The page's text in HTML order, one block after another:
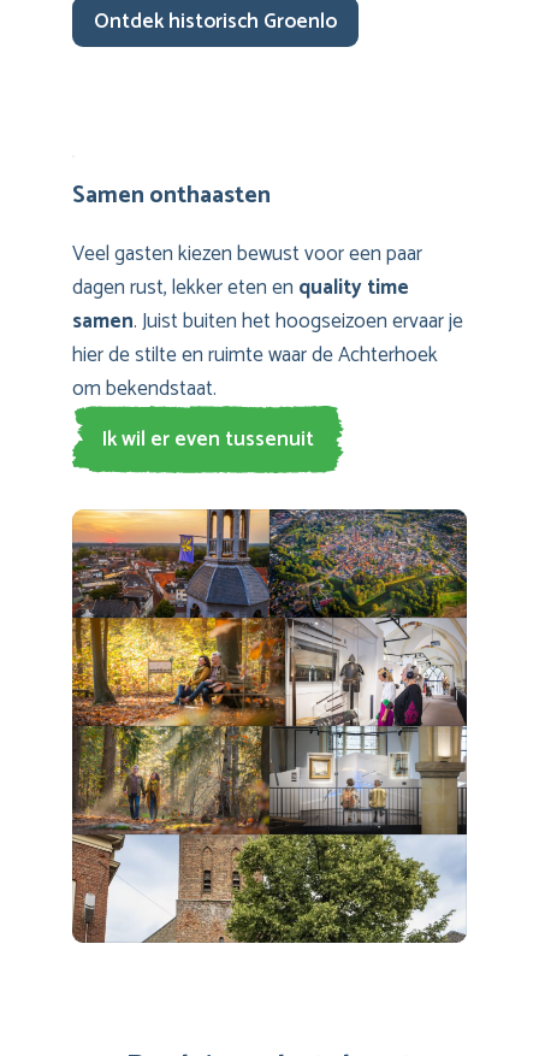
Ontdek historisch Groenlo
Samen onthaasten
Veel gasten kiezen bewust voor een paar
dagen rust, lekker eten en quality time
samen. Juist buiten het hoogseizoen ervaar je
hier de stilte en ruimte waar de Achterhoek
om bekendstaat.
Ik wil er even tussenuit